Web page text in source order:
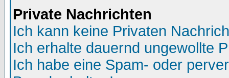
Private Nachrichten
Ich kann keine Privaten
Ich erhalte dauernd ungewollte
Ich habe eine Spam- oder